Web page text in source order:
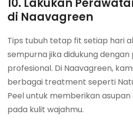
10. Lakukan
di Naavagreen
Tips tubuh tetap fit setiap hari
sempurna jika didukung
profesional. Di Naavagreen,
berbagai treatment seperti
Peel untuk memberikan asupan
pada kulit wajahmu.